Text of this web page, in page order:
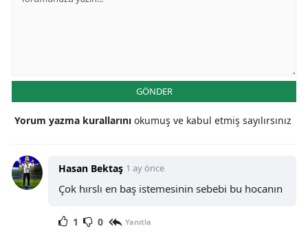
GÖNDER
Yorum yazma kurallarını okumuş ve kabul etmiş sayılırsınız
Hasan Bektaş 1 ay önce
Çok hırslı en baş istemesinin sebebi bu hocanın
1 0 Yanıtla